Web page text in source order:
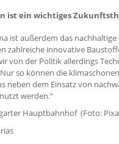
ist ein wichtiges
ist außerdem das
zahlreiche innovative
von der Politik allerdings
so können die
neben dem Einsatz von
werden.“
Hauptbahnhof (Foto: